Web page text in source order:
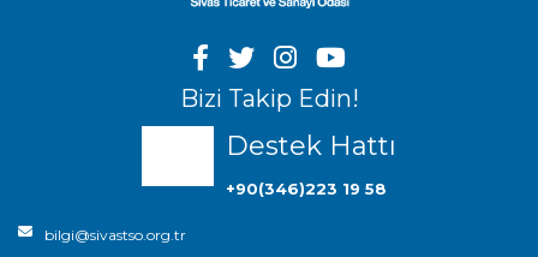
Bizi Takip Edin!
Destek Hattı
+90(346)223 19 58
bilgi@sivastso.org.tr